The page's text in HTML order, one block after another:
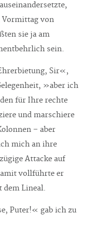
Vormittag von
sie ja am
sein.
Sir«,
»aber ich
für Ihre rechte
und marschiere
– aber
mich an ihre
Attacke auf
vollführte er
dem Lineal.
Puter!« gab ich zu